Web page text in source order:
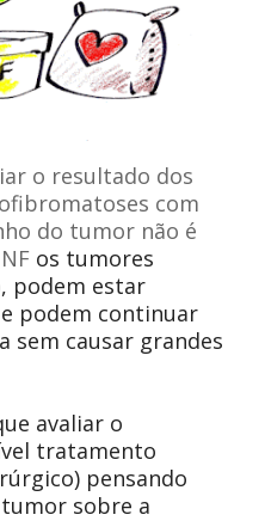
o resultado dos
com
do tumor não é
os tumores
podem estar
podem continuar
sem causar grandes
avaliar o
tratamento
pensando
sobre a